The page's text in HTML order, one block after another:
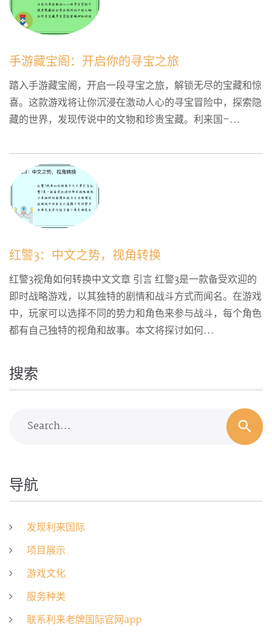
手游藏宝阁：开启你的寻宝之旅
踏入手游藏宝阁，开启一段寻宝之旅，解锁无尽的宝藏和惊
喜。这款游戏将让你沉浸在激动人心的寻宝冒险中，探索隐
藏的世界，发现传说中的文物和珍贵宝藏。利来国–...
红警3：中文之势，视角转换
红警3视角如何转换中文文章 引言 红警3是一款备受欢迎的
即时战略游戏，以其独特的剧情和战斗方式而闻名。在游戏
中，玩家可以选择不同的势力和角色来参与战斗，每个角色
都有自己独特的视角和故事。本文将探讨如何...
搜索
Search...
导航
发现利来国际
项目展示
游戏文化
服务种类
联系利来老牌国际官网app